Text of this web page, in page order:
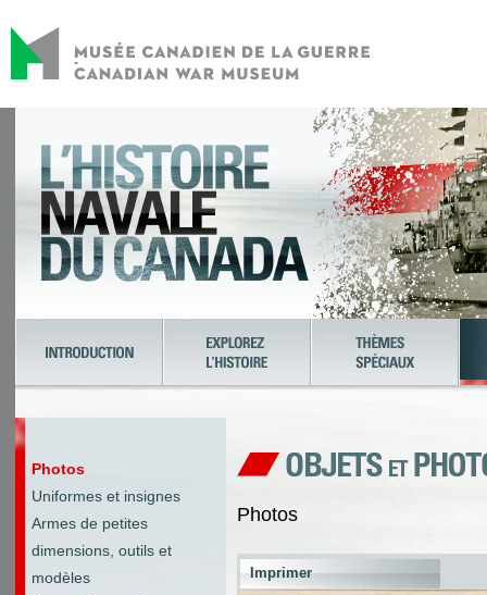
Photos
Uniformes et insignes
Armes de petites
dimensions, outils et
modèles
Photos
Imprimer